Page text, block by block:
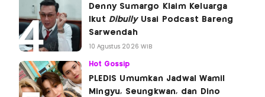
Denny Sumargo Klaim Keluarga
Ikut DibullyUsai Podcast Bareng
Sarwendah
10 Agustus 2026 WIB
Hot Gossip
PLEDIS Umumkan Jadwal Wamil
Mingyu, Seungkwan, dan Dino